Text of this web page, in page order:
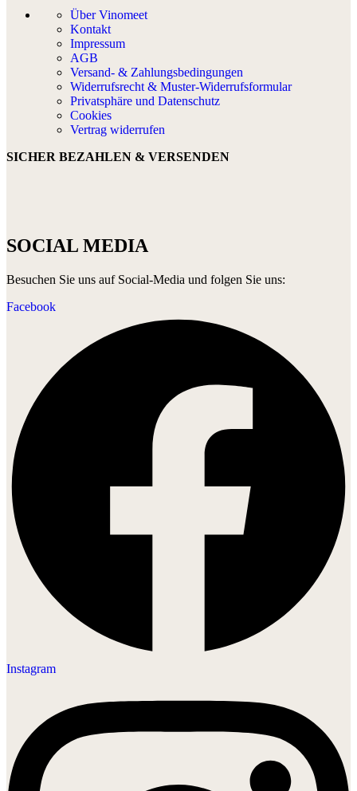
Über Vinomeet
Kontakt
Impressum
AGB
Versand- & Zahlungsbedingungen
Widerrufsrecht & Muster-Widerrufsformular
Privatsphäre und Datenschutz
Cookies
Vertrag widerrufen
SICHER BEZAHLEN & VERSENDEN
SOCIAL MEDIA
Besuchen Sie uns auf Social-Media und folgen Sie uns:
Facebook
Instagram